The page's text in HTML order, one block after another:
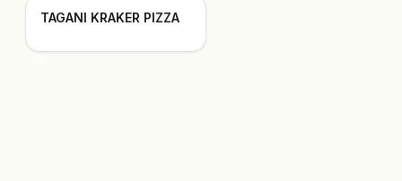
TAGANI KRAKER PIZZA